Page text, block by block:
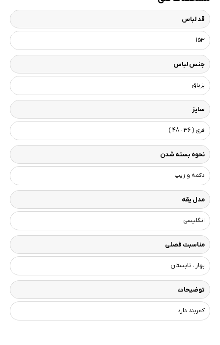
قد لباس
153
جنس لباس
بزیاق
سایز
فری ( 36 - 48 )
نحوه بسته شدن
دکمه و زپپ
مدل یقه
انگلیسی
مناسبت فصلی
بهار ، تابستان
توضیحات
کمربند دارد.